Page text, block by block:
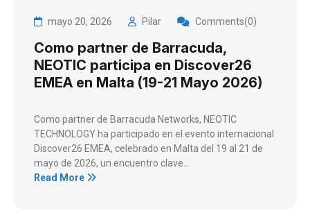
mayo 20, 2026 Pilar Comments(0)
Como partner de Barracuda,
NEOTIC participa en Discover26
EMEA en Malta (19-21 Mayo 2026)
Como partner de Barracuda Networks, NEOTIC
TECHNOLOGY ha participado en el evento internacional
Discover26 EMEA, celebrado en Malta del 19 al 21 de
mayo de 2026, un encuentro clave...
Read More